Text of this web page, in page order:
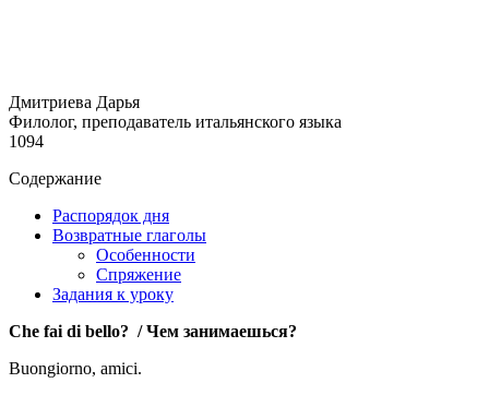
Дмитриева Дарья
Филолог, преподаватель итальянского языка
1094
Содержание
Распорядок дня
Возвратные глаголы
Особенности
Спряжение
Задания к уроку
Che fai di bello? /Чем занимаешься?
Buongiorno, amici.